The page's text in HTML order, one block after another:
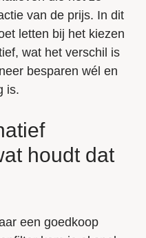
van de prijs. In dit
letten bij het kiezen
wat het verschil is
besparen wél en
is.
houdt dat
een goedkoop